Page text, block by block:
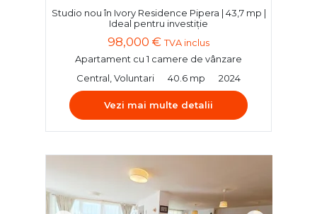
Studio nou în Ivory Residence Pipera | 43,7 mp |
Ideal pentru investiție
98,000 € TVA inclus
Apartament cu 1 camere de vânzare
Central, Voluntari
40.6 mp 2024
Vezi mai multe detalii